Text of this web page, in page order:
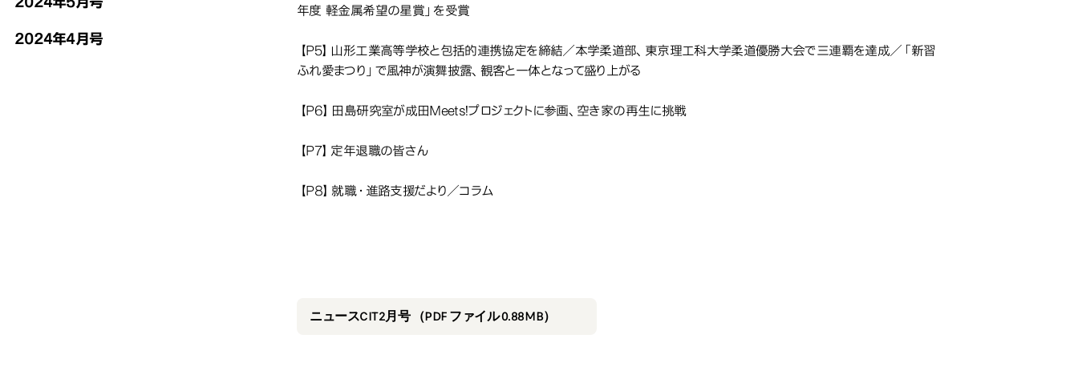
2024年4月号
年度 軽金属希望の星賞」を受賞
【P5】山形工業高等学校と包括的連携協定を締結／本学柔道部、東京理工科大学柔道優勝大会で三連覇を達成／「新習
ふれ愛まつり」で風神が演舞披露、観客と一体となって盛り上がる
【P6】田島研究室が成田Meets!プロジェクトに参画、空き家の再生に挑戦
【P7】定年退職の皆さん
【P8】就職・進路支援だより／コラム
2025年2月号
ニュースCIT2月号 （PDF ファイル 0.88MB）